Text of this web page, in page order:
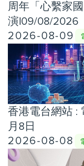
周年「心繫家
演|09/08/2026
2026-08-09
香港電台網站 :
月8日
2026-08-08